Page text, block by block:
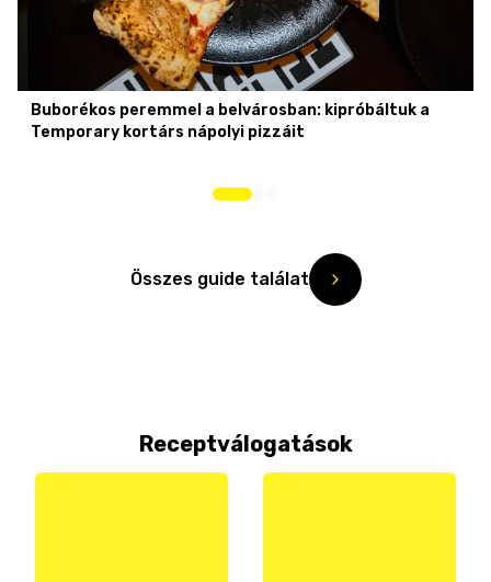
Buborékos peremmel a belvárosban: kipróbáltuk a
Temporary kortárs nápolyi pizzáit
Összes guide találat
Receptválogatások